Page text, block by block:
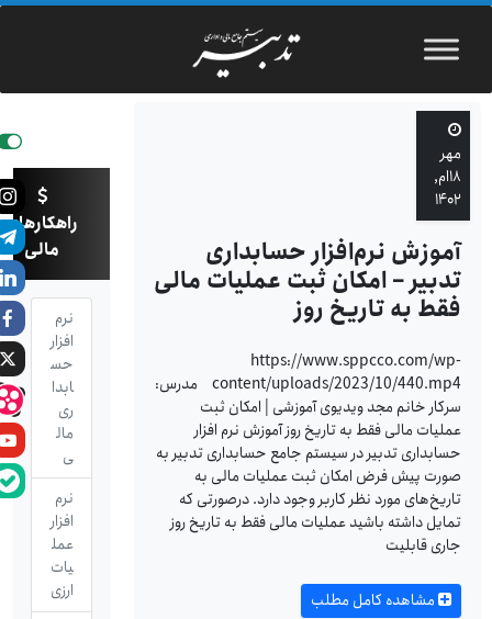
مهر
۱۸ام,
۱۴۰۲
آموزش نرم‌افزار حسابداری
تدبیر – امکان ثبت عملیات مالی
فقط به تاریخ روز
https://www.sppcco.com/wp-
content/uploads/2023/10/440.mp4 مدرس:
سرکار خانم مجد ویدیوی آموزشی | امکان ثبت
عملیات مالی فقط به تاریخ روز آموزش نرم افزار
حسابداری تدبیر در سیستم جامع حسابداری تدبیر به
صورت پیش فرض امکان ثبت عملیات مالی به
تاریخ‌های مورد نظر کاربر وجود دارد. درصورتی که
تمایل داشته باشید عملیات مالی فقط به تاریخ روز
جاری قابلیت
مشاهده کامل مطلب
راهکارهای
مالی
نرم
افزار
حس
ابدا
ری
مال
ی
نرم
افزار
عمل
یات
ارزی